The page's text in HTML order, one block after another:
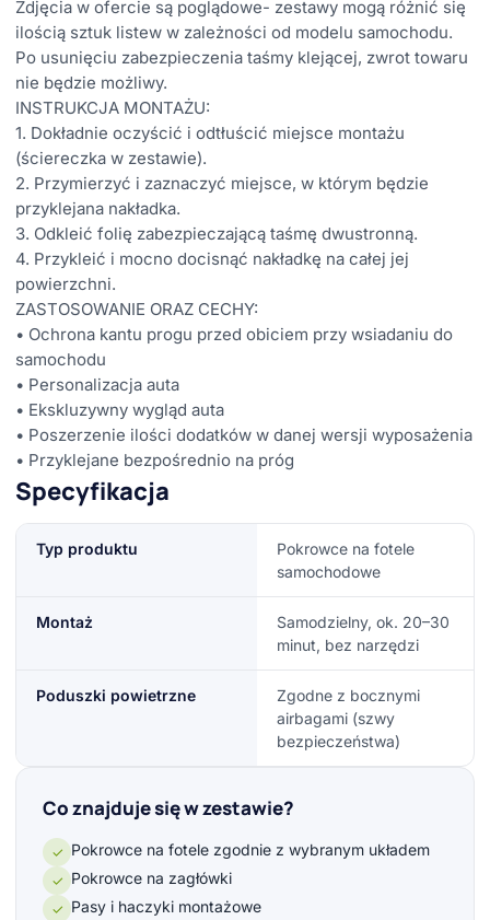
Zdjęcia w ofercie są poglądowe- zestawy mogą różnić się
ilością sztuk listew w zależności od modelu samochodu.
Po usunięciu zabezpieczenia taśmy klejącej, zwrot towaru
nie będzie możliwy.
INSTRUKCJA MONTAŻU:
1. Dokładnie oczyścić i odtłuścić miejsce montażu
(ściereczka w zestawie).
2. Przymierzyć i zaznaczyć miejsce, w którym będzie
przyklejana nakładka.
3. Odkleić folię zabezpieczającą taśmę dwustronną.
4. Przykleić i mocno docisnąć nakładkę na całej jej
powierzchni.
ZASTOSOWANIE ORAZ CECHY:
• Ochrona kantu progu przed obiciem przy wsiadaniu do
samochodu
• Personalizacja auta
• Ekskluzywny wygląd auta
• Poszerzenie ilości dodatków w danej wersji wyposażenia
• Przyklejane bezpośrednio na próg
Specyfikacja
Typ produktu
Pokrowce na fotele
samochodowe
Montaż
Samodzielny, ok. 20–30
minut, bez narzędzi
Poduszki powietrzne
Zgodne z bocznymi
airbagami (szwy
bezpieczeństwa)
Co znajduje się w zestawie?
✓ Pokrowce na fotele zgodnie z wybranym układem
✓ Pokrowce na zagłówki
✓ Pasy i haczyki montażowe